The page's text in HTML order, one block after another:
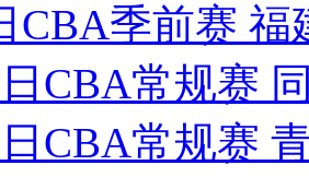
CBA季前赛
CBA常规赛
CBA常规赛